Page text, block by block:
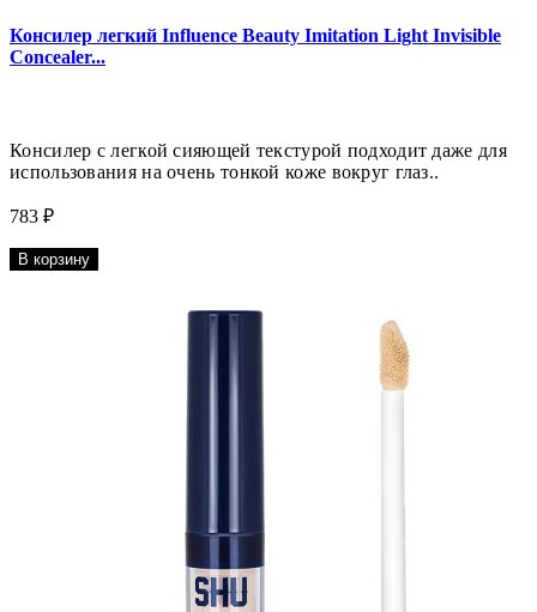
Консилер легкий Influence Beauty Imitation Light Invisible
Concealer...
Консилер с легкой сияющей текстурой подходит даже для
использования на очень тонкой коже вокруг глаз..
783 ₽
В корзину